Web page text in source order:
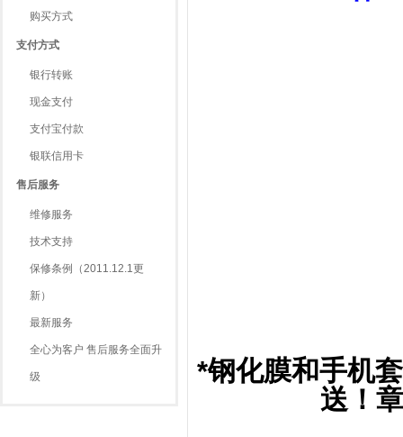
购买方式
支付方式
银行转账
现金支付
支付宝付款
银联信用卡
售后服务
维修服务
技术支持
保修条例（2011.12.1更
新）
最新服务
全心为客户 售后服务全面升
级
*钢化膜和手机
送！